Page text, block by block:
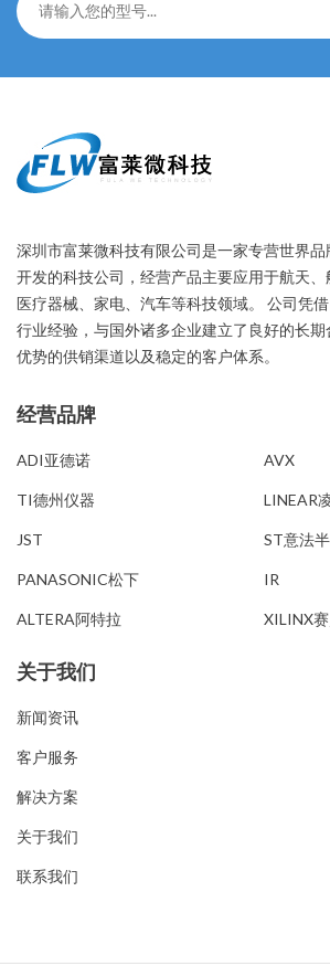
深圳市富莱微科技有限公司是一家专营世界
开发的科技公司，经营产品主要应用于航天、
医疗器械、家电、汽车等科技领域。 公司凭
行业经验，与国外诸多企业建立了良好的长
优势的供销渠道以及稳定的客户体系。
经营品牌
ADI亚德诺
TI德州仪器
JST
PANASONIC松下
ALTERA阿特拉
AVX
LINEAR
ST意法
IR
XILINX
关于我们
新闻资讯
客户服务
解决方案
关于我们
联系我们